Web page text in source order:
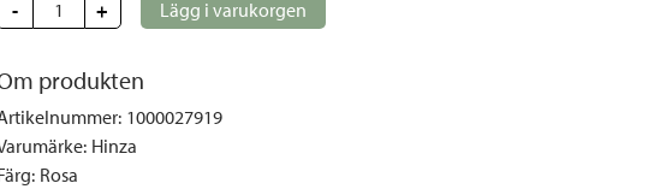
Taklampor
Utelampor
Loungemöbler
Möbelskydd
Parasoller
- + Lägg i varukorgen
produkten
: 1000027919
: Hinza
: Rosa